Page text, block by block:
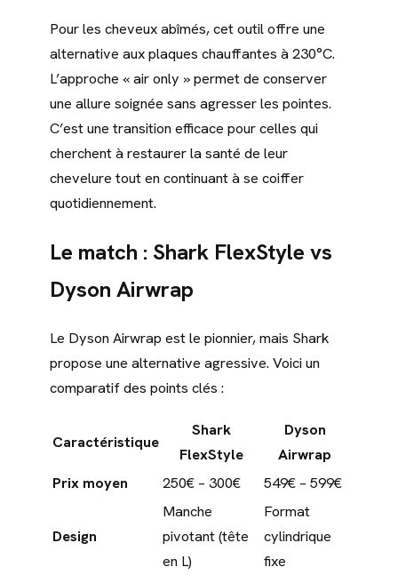
Pour les cheveux abîmés, cet outil offre une
alternative aux plaques chauffantes à 230°C.
L’approche « air only » permet de conserver
une allure soignée sans agresser les pointes.
C’est une transition efficace pour celles qui
cherchent à restaurer la santé de leur
chevelure tout en continuant à se coiffer
quotidiennement.
Le match : Shark FlexStyle vs
Dyson Airwrap
Le Dyson Airwrap est le pionnier, mais Shark
propose une alternative agressive. Voici un
comparatif des points clés :
Caractéristique
Shark
FlexStyle
Dyson
Airwrap
Prix moyen
250€ – 300€ 549€ – 599€
Design
Manche
pivotant (tête
en L)
Format
cylindrique
fixe